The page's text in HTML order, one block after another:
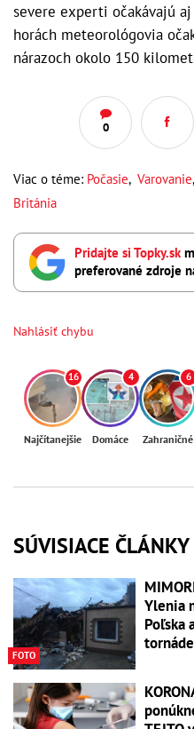
severe experti očakávajú
horách meteorológovia
nárazoch okolo 150
0
Viac o téme: Počasie, Varovanie,
Británia
Pridajte si Topky.sk
preferované zdroje
Nahlásiť chybu
16
Najčítanejšie
4
Domáce
6
Zahraničné
SÚVISIACE ČLÁNKY
FOTO
Ylenia
Poľska
tornáde